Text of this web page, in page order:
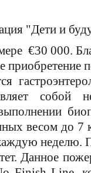
"Дети и
€30 000.
собой
весом до
Данное